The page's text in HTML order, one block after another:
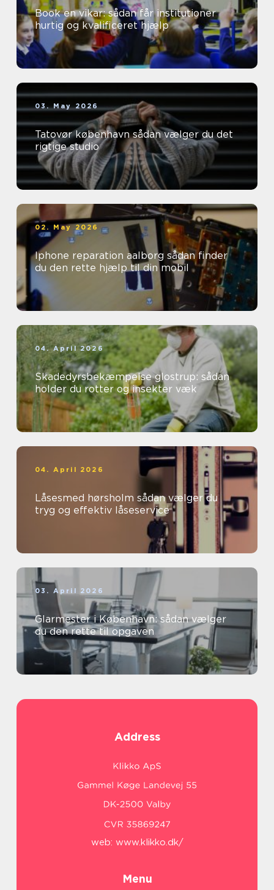
Book en vikar: sådan får institutioner
hurtig og kvalificeret hjælp
03. May 2026
Tatovør københavn sådan vælger du det
rigtige studio
02. May 2026
Iphone reparation aalborg sådan finder
du den rette hjælp til din mobil
04. April 2026
Skadedyrsbekæmpelse glostrup: sådan
holder du rotter og insekter væk
04. April 2026
Låsesmed hørsholm sådan vælger du
tryg og effektiv låseservice
03. April 2026
Glarmester i København: sådan vælger
du den rette til opgaven
Address
web: www.klikko.dk/
Menu